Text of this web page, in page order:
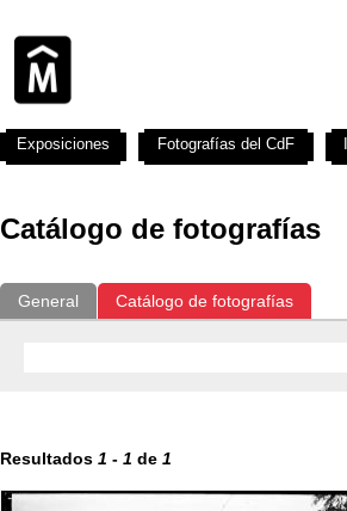
Catálogo de fotografías
General Catálogo de fotografías
Resultados 1 - 1 de 1
Exposiciones Fotografías del CdF